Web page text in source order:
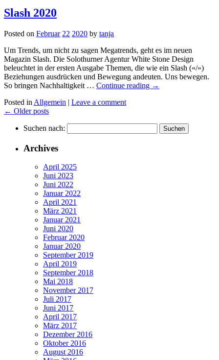
Slash 2020
Posted on Februar 22 2020 by tanja
Um Trends, um nicht zu sagen Megatrends, geht es im neuen
Magazin Slash. Die Solothurner Agentur White Stone Design
beleuchtet in der ersten Ausgabe Themen, die wie ein Slash («/»)
Beziehungen ausdrücken und Bewegung andeuten. Uns bewegen.
So bringen Nachhaltigkeit … Continue reading →
Posted in Allgemein | Leave a comment
← Older posts
Suchen nach:
Archives
April 2025
Juni 2023
Juni 2022
Januar 2022
April 2021
März 2021
Januar 2021
Juni 2020
Februar 2020
Januar 2020
September 2019
April 2019
September 2018
Mai 2018
November 2017
Juli 2017
Juni 2017
April 2017
März 2017
Dezember 2016
Oktober 2016
August 2016